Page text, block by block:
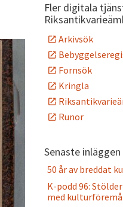
Fler digitala
Arkivsök
Fornsök
Kringla
Runor
Senaste inläggen
50 år av breddat
K-podd 96:
med